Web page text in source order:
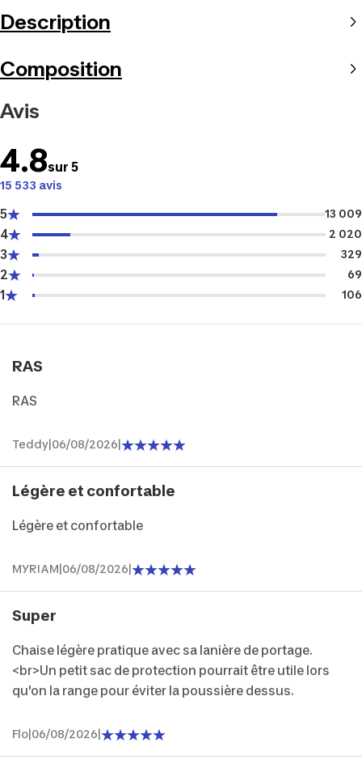
Description
Composition
Avis
4.8sur 5
15 533 avis
5 13 009
4 2 020
3 329
2 69
1 106
RAS
RAS
Teddy 06/08/2026
Légère et confortable
Légère et confortable
MYRIAM 06/08/2026
Super
Chaise légère pratique avec sa lanière de portage.
<br>Un petit sac de protection pourrait être utile lors
qu'on la range pour éviter la poussière dessus.
Flo 06/08/2026